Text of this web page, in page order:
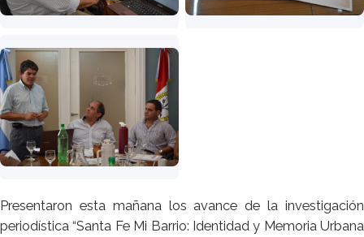
Presentaron esta mañana los avance de la investigación
periodística “Santa Fe Mi Barrio: Identidad y Memoria Urbana